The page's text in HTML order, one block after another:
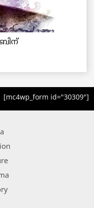
[mc4wp_form id="30309"]